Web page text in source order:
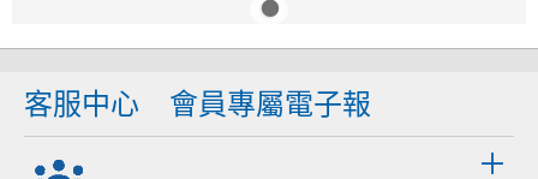
客服中心 會員專屬電子報